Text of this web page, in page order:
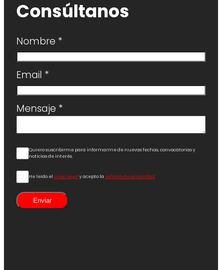
Consúltanos
Nombre *
Email *
Mensaje *
Quiero suscribirme para informarme de nuevas fechas, convocatorias y
noticias de interés.
He leído el aviso legal y acepto la política de privacidad
Enviar